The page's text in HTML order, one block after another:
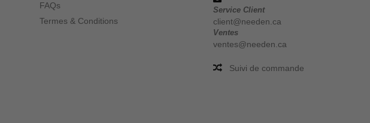
FAQs
Termes & Conditions
Service Client
client@needen.ca
Ventes
ventes@needen.ca
Suivi de commande